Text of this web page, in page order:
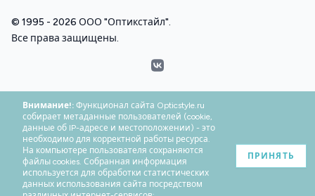
© 1995 - 2026 ООО "Оптикстайл".
Все права защищены.
VK
Внимание!: Функционал сайта Opticstyle.ru
собирает метаданные пользователей (cookie,
данные об IP-адресе и местоположении) - это
необходимо для корректной работы ресурса.
На компьютере пользователя сохраняются
файлы cookies. Собранная информация
используется для обработки статистических
данных использования сайта посредством
ПРИНЯТЬ